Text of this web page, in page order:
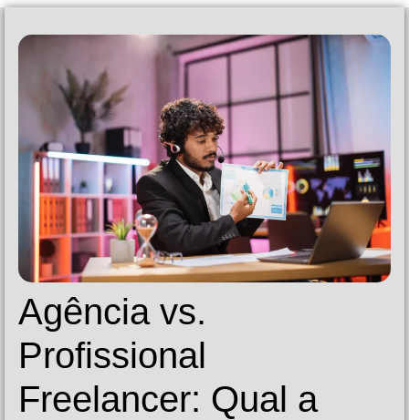
Agência vs.
Profissional
Freelancer: Qual a